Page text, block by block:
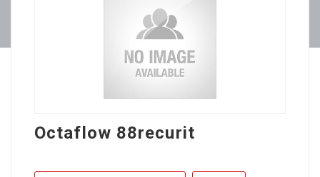
Octaflow 88recurit